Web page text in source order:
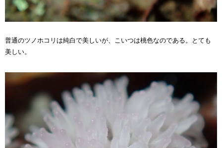
普通のツノホコリは純白で美しいが、こいつは桃色なのである。とても
美しい。